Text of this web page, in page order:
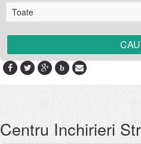
b
Centru Inchirieri